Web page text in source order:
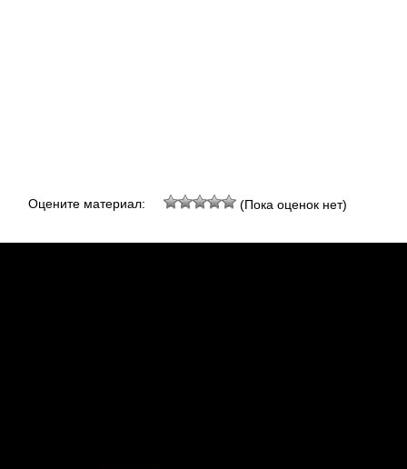
Оцените материал: (Пока оценок нет)